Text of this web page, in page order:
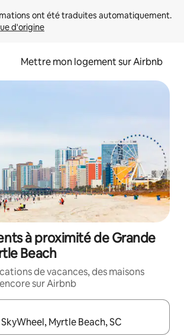
d'origine
Mettre mon logement sur Airbnb
à proximité de Grande
Beach
de vacances, des maisons
sur Airbnb
s'affichent, utilisez les flèches vers le